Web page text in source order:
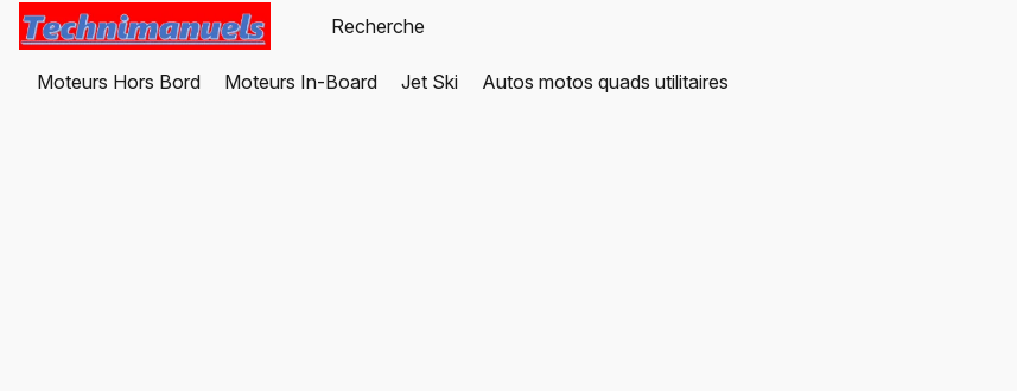
Moteurs Hors Bord Moteurs In-Board Jet Ski Autos motos quads utilitaires